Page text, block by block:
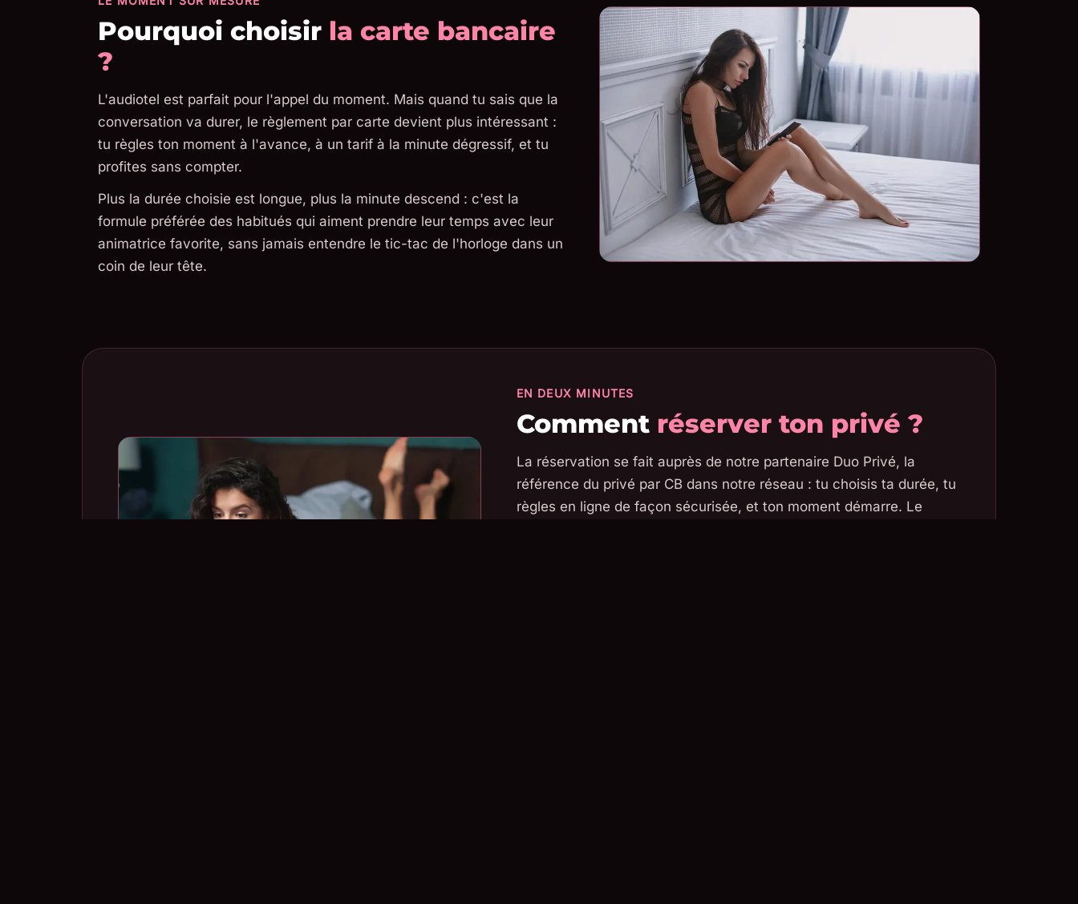
Pourquoi choisir la carte bancaire
?
L'audiotel est parfait pour l'appel du moment. Mais quand tu sais que la
conversation va durer, le règlement par carte devient plus intéressant :
tu règles ton moment à l'avance, à un tarif à la minute dégressif, et tu
profites sans compter.
Plus la durée choisie est longue, plus la minute descend : c'est la
formule préférée des habitués qui aiment prendre leur temps avec leur
animatrice favorite, sans jamais entendre le tic-tac de l'horloge dans un
coin de leur tête.
EN DEUX MINUTES
Comment réserver ton privé ?
La réservation se fait auprès de notre partenaire Duo Privé, la
référence du privé par CB dans notre réseau : tu choisis ta durée, tu
règles en ligne de façon sécurisée, et ton moment démarre. Le